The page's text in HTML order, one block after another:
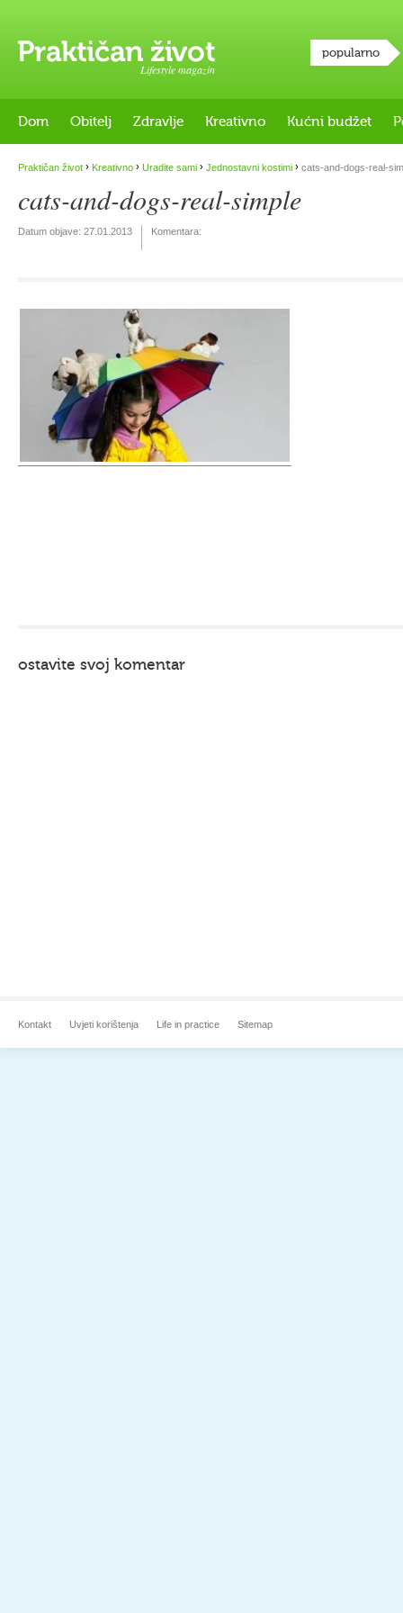
Lifestyle magazin
popularno
Dom Obitelj Zdravlje Kreativno Kućni budžet
Praktičan život › Kreativno › Uradite sami › Jednostavni kostimi › cats-and-dogs-real-
cats-and-dogs-real-simple
Datum objave: 27.01.2013 Komentara:
ostavite svoj komentar
Kontakt Uvjeti korištenja Life in practice Sitemap